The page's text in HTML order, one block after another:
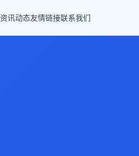
资讯动态友情链接联系我们